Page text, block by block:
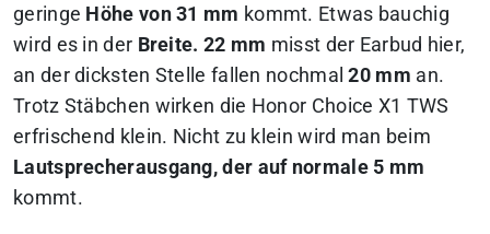
geringe Höhe von 31 mm kommt. Etwas bauchig
wird es in der Breite. 22 mm misst der Earbud hier,
an der dicksten Stelle fallen nochmal 20 mm an.
Trotz Stäbchen wirken die Honor Choice X1 TWS
erfrischend klein. Nicht zu klein wird man beim
Lautsprecherausgang, der auf normale 5 mm
kommt.